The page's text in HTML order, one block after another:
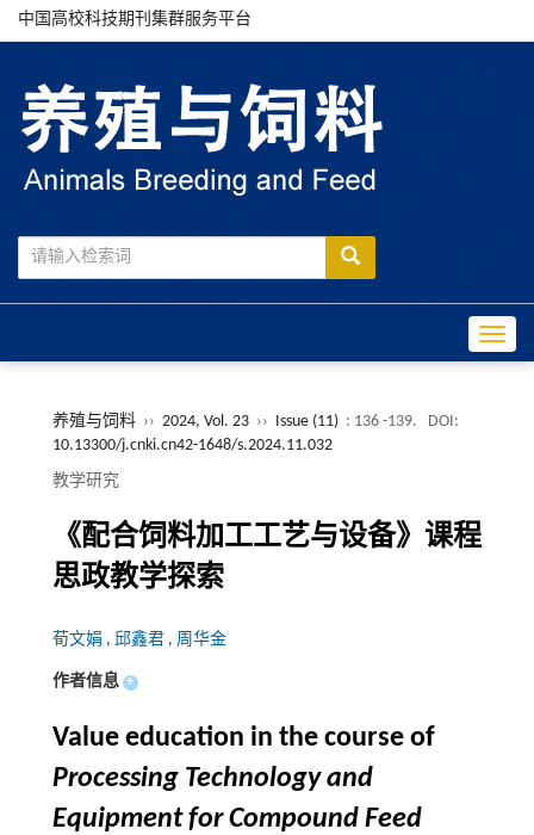
中国高校科技期刊集群服务平台
养殖与饲料 ›› 2024, Vol. 23 ›› Issue (11) : 136 -139.
DOI:
10.13300/j.cnki.cn42-1648/s.2024.11.032
教学研究
《配合饲料加工工艺与设备》课程
思政教学探索
荀文娟 , 邱鑫君 , 周华金
作者信息 +
Value education in the course of
Processing Technology and
Equipment for Compound Feed